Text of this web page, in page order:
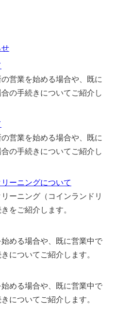
せ
営業を始める場合や、既に
の手続きについてご紹介し
営業を始める場合や、既に
の手続きについてご紹介し
ーニングについて
ーニング（コインランドリ
をご紹介します。
める場合や、既に営業中で
についてご紹介します。
める場合や、既に営業中で
についてご紹介します。